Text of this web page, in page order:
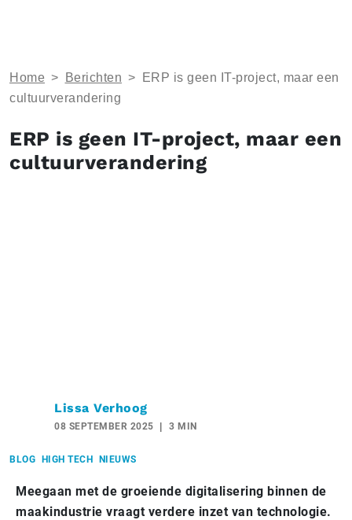
Home > Berichten >
ERP is geen IT-project, maar een
cultuurverandering
ERP is geen IT-project, maar een
cultuurverandering
Lissa Verhoog
08 SEPTEMBER 2025 3 MIN
BLOG HIGH TECH NIEUWS
Meegaan met de groeiende digitalisering binnen de
maakindustrie vraagt verdere inzet van technologie.